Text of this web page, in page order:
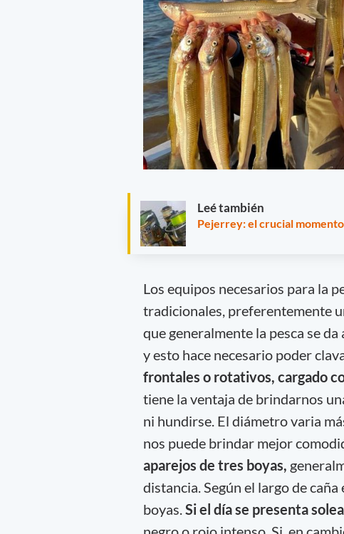
Leé también
Pejerrey: el crucial
Los equipos necesarios para la
tradicionales, preferentemente
que generalmente la pesca se
y esto hace necesario poder
frontales o rotativos, cargado
tiene la ventaja de brindarnos
ni hundirse. El diámetro varia
nos puede brindar mejor
aparejos de tres boyas,
distancia. Según el largo de
boyas. Si el día se presenta